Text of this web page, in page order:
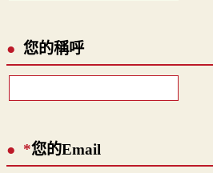
您的稱呼
*您的Email